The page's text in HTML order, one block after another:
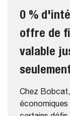
0 %
offre de
valable
Chez